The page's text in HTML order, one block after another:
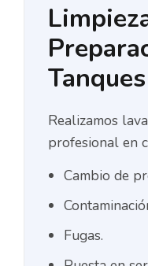
Tanques
Realizamos
profesional en
Cambio de
Fugas.